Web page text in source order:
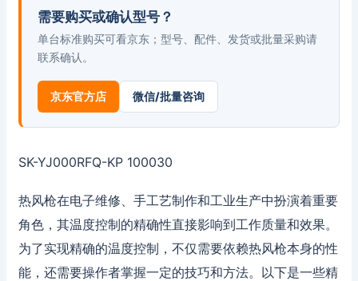
需要购买或确认型号？
单台标准购买可看京东；型号、配件、发货或批量采购请
联系确认。
京东官方店 微信/批量咨询
SK-YJ000RFQ-KP 100030
热风枪在电子维修、手工艺制作和工业生产中扮演着重要
角色，其温度控制的精确性直接影响到工作质量和效果。
为了实现精确的温度控制，不仅需要依赖热风枪本身的性
能，还需要操作者掌握一定的技巧和方法。以下是一些精